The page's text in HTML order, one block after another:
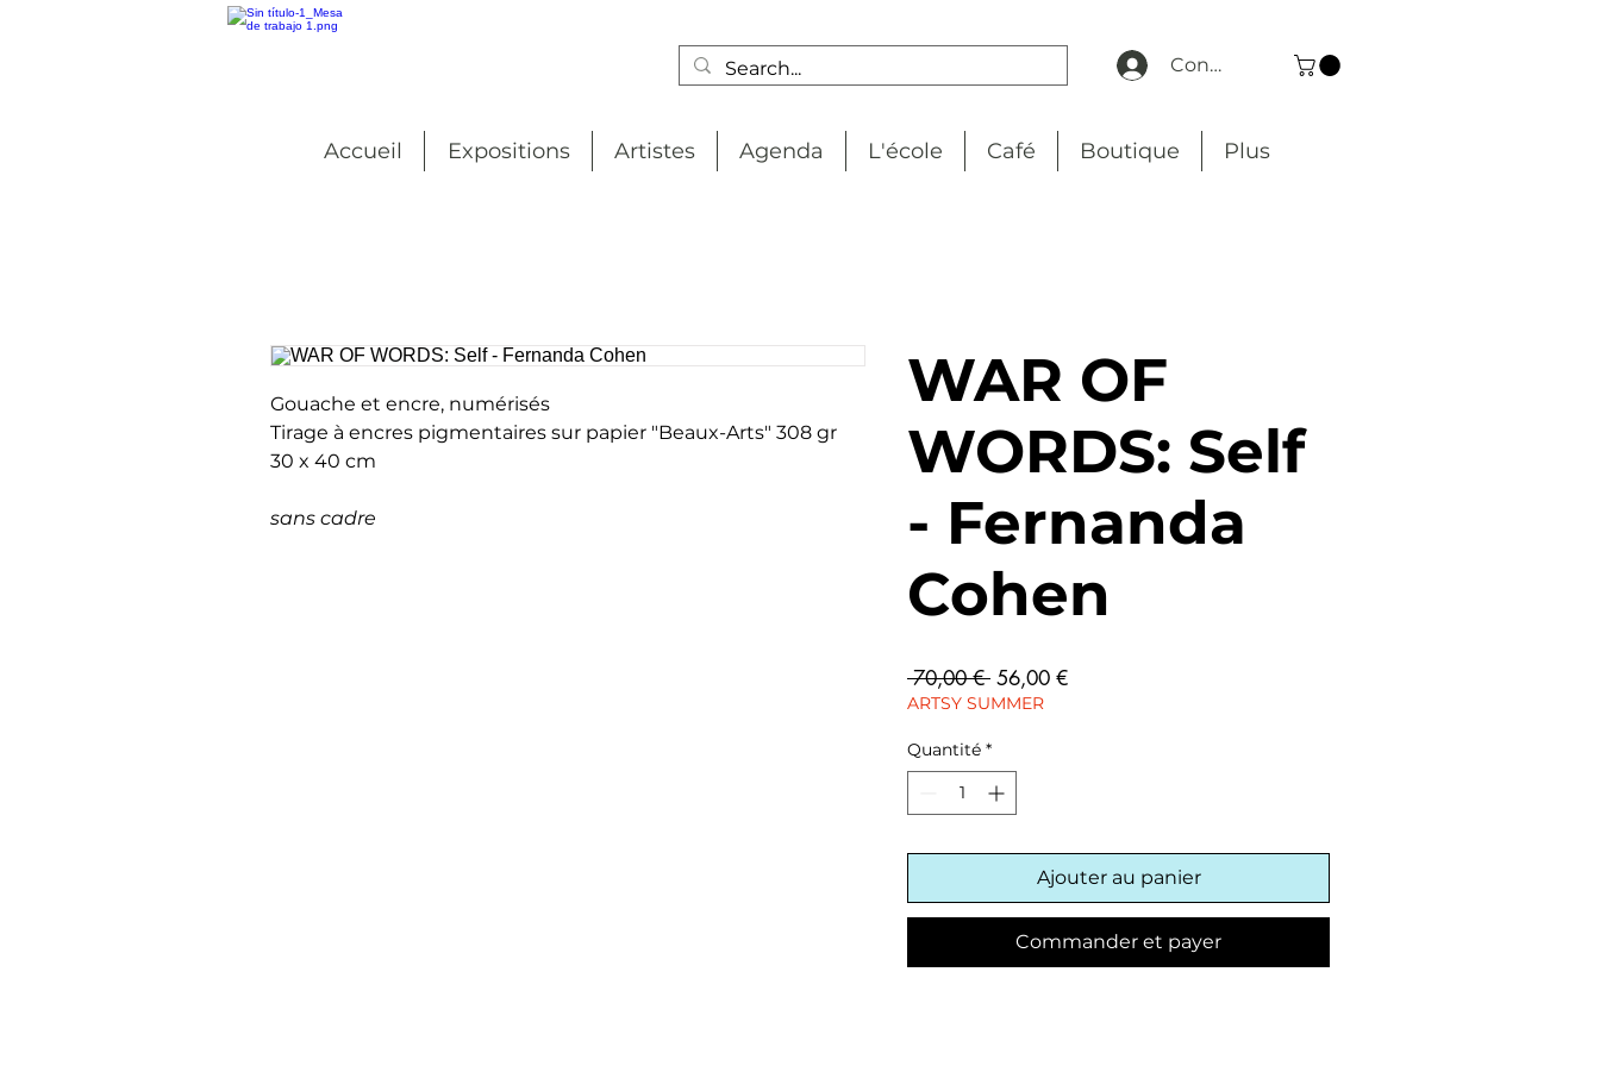
Connexion
Accueil Expositions Artistes Agenda L'école Café Boutique Plus
Gouache et encre, numérisés
Tirage à encres pigmentaires sur papier "Beaux-Arts" 308 gr
30 x 40 cm
sans cadre
WAR OF
WORDS: Self
- Fernanda
Cohen
70,00 € Prix
original
56,00 €Prix
ARTSY SUMMER
Quantité *
Ajouter au panier
Commander et payer